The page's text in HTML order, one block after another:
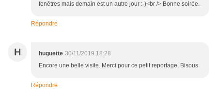
fenêtres mais demain est un autre jour :-)<br /> Bonne soirée.
Répondre
H huguette 30/11/2019 18:28
Encore une belle visite. Merci pour ce petit reportage. Bisous
Répondre